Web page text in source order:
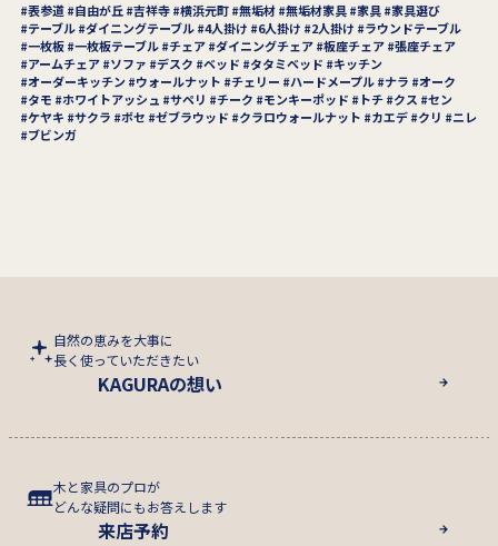
表参道 自由が丘 吉祥寺 横浜元町 無垢材 無垢材家具 家具 家具選び
テーブル ダイニングテーブル 4人掛け 6人掛け 2人掛け
ラウンドテーブル
一枚板 一枚板テーブル チェア ダイニングチェア 板座チェア 張座チェア
アームチェア
ソファ デスク ベッド タタミベッド
キッチン
オーダーキッチン
ウォールナット チェリー ハードメープル ナラ
オーク
タモ
ホワイトアッシュ サペリ チーク モンキーポッド トチ クス
セン
ケヤキ
サクラ ボセ ゼブラウッド クラロウォールナット カエデ クリ
ニレ
ブビンガ
自然の恵みを大事に
長く使っていただきたい
KAGURAの想い
木と家具のプロが
どんな疑問にもお答えします
来店予約